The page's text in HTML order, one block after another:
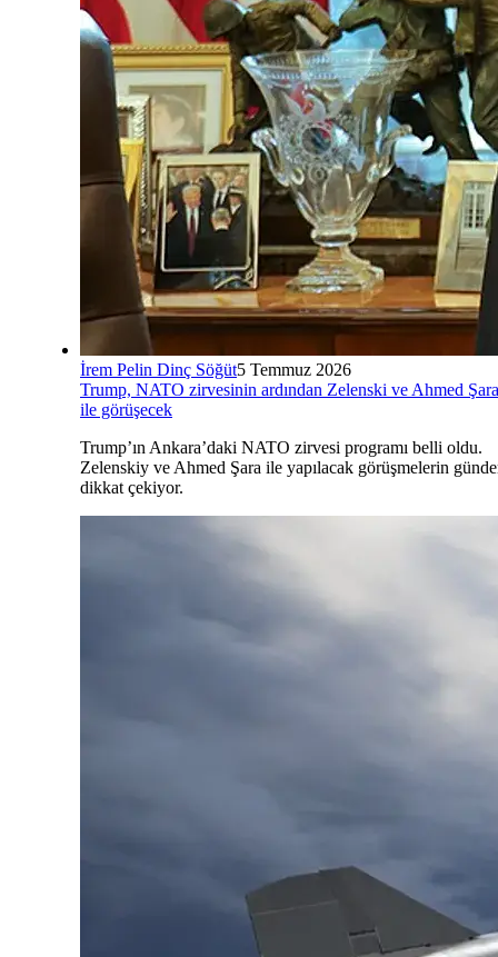
İrem Pelin Dinç Söğüt5 Temmuz 2026
Trump, NATO zirvesinin ardından Zelenski ve Ahmed Şara
ile görüşecek
Trump’ın Ankara’daki NATO zirvesi programı belli oldu.
Zelenskiy ve Ahmed Şara ile yapılacak görüşmelerin
dikkat çekiyor.